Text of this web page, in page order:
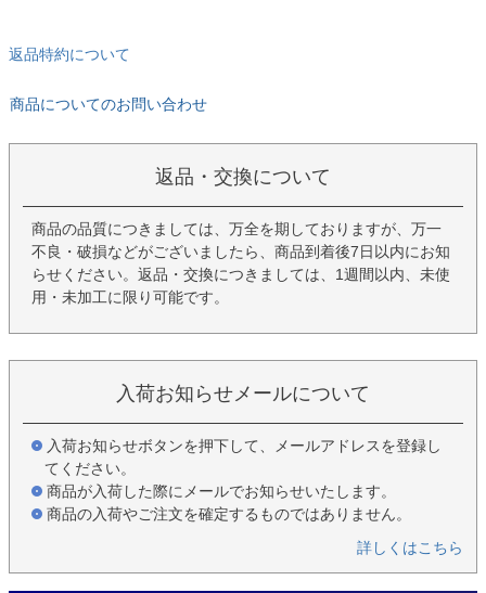
返品特約について
商品についてのお問い合わせ
返品・交換について
商品の品質につきましては、万全を期しておりますが、万一
不良・破損などがございましたら、商品到着後7日以内にお知
らせください。返品・交換につきましては、1週間以内、未使
用・未加工に限り可能です。
入荷お知らせメールについて
入荷お知らせボタンを押下して、メールアドレスを登録し
てください。
商品が入荷した際にメールでお知らせいたします。
商品の入荷やご注文を確定するものではありません。
詳しくはこちら